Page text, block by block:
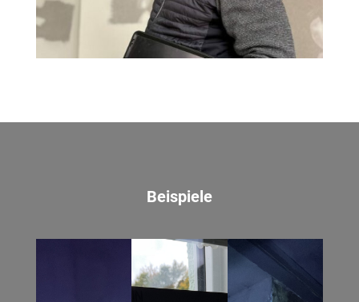
Beispiele